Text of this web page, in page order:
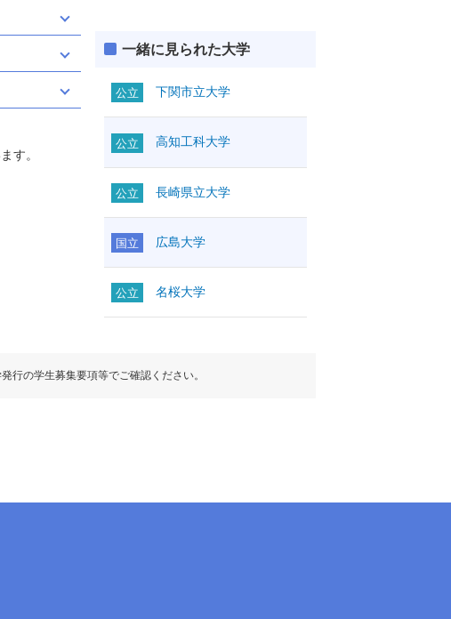
す。
一緒に見られた大学
公立 下関市立大学
公立 高知工科大学
公立 長崎県立大学
国立 広島大学
公立 名桜大学
行の学生募集要項等でご確認ください。